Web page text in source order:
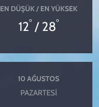
EN DÜŞÜK / EN YÜKSEK
12° / 28°
10 AĞUSTOS
PAZARTESI